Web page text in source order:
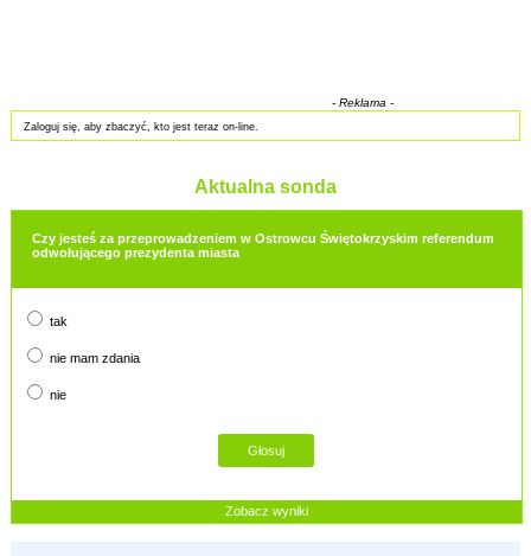
- Reklama -
Zaloguj się, aby zbaczyć, kto jest teraz on-line.
Aktualna sonda
Czy jesteś za przeprowadzeniem w Ostrowcu Świętokrzyskim referendum
odwołującego prezydenta miasta
tak
nie mam zdania
nie
Zobacz wyniki